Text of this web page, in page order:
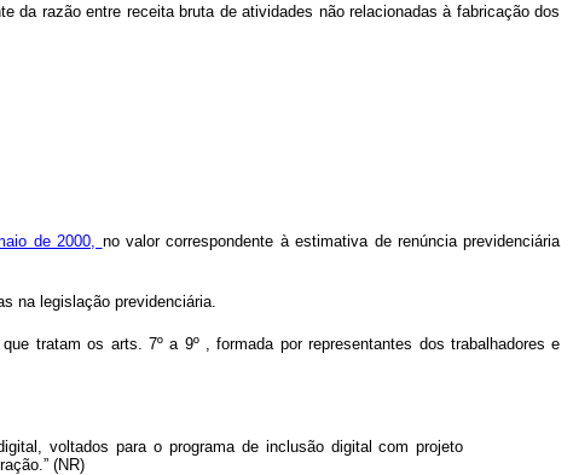
da razão entre receita bruta de atividades não relacionadas à fabricação dos
de 2000, no valor correspondente à estimativa de renúncia previdenciária
na legislação previdenciária.
tratam os arts. 7º a 9º , formada por representantes dos trabalhadores e
voltados para o programa de inclusão digital com projeto
(NR)